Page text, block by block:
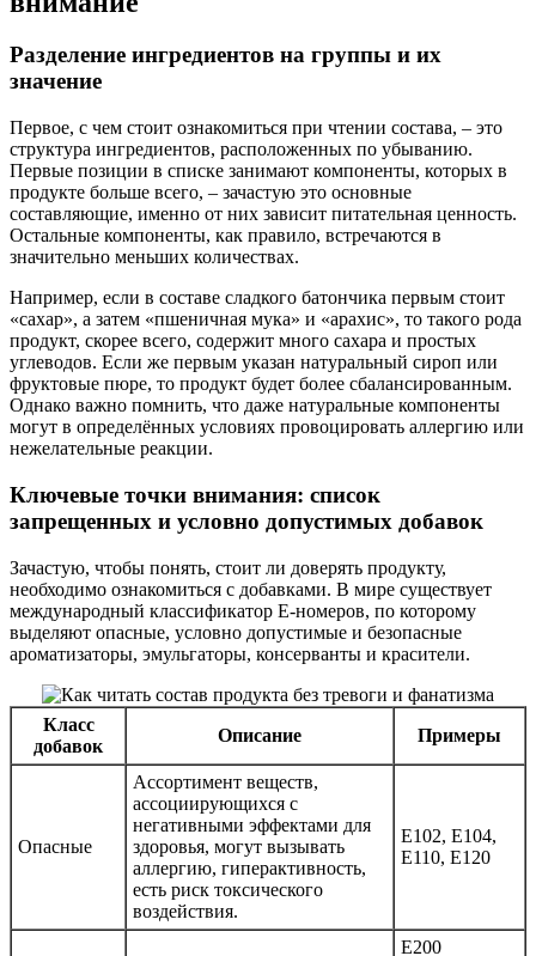
Разделение ингредиентов на группы и их
значение
Первое, с чем стоит ознакомиться при чтении состава, – это
структура ингредиентов, расположенных по убыванию.
Первые позиции в списке занимают компоненты, которых в
продукте больше всего, – зачастую это основные
составляющие, именно от них зависит питательная ценность.
Остальные компоненты, как правило, встречаются в
значительно меньших количествах.
Например, если в составе сладкого батончика первым стоит
«сахар», а затем «пшеничная мука» и «арахис», то такого рода
продукт, скорее всего, содержит много сахара и простых
углеводов. Если же первым указан натуральный сироп или
фруктовые пюре, то продукт будет более сбалансированным.
Однако важно помнить, что даже натуральные компоненты
могут в определённых условиях провоцировать аллергию или
нежелательные реакции.
Ключевые точки внимания: список
запрещенных и условно допустимых добавок
Зачастую, чтобы понять, стоит ли доверять продукту,
необходимо ознакомиться с добавками. В мире существует
международный классификатор E-номеров, по которому
выделяют опасные, условно допустимые и безопасные
ароматизаторы, эмульгаторы, консерванты и красители.
Класс
добавок
Описание Примеры
Опасные
Ассортимент веществ,
ассоциирующихся с
негативными эффектами для
здоровья, могут вызывать
аллергию, гиперактивность,
есть риск токсического
воздействия.
Е102, Е104,
Е110, Е120
Е200